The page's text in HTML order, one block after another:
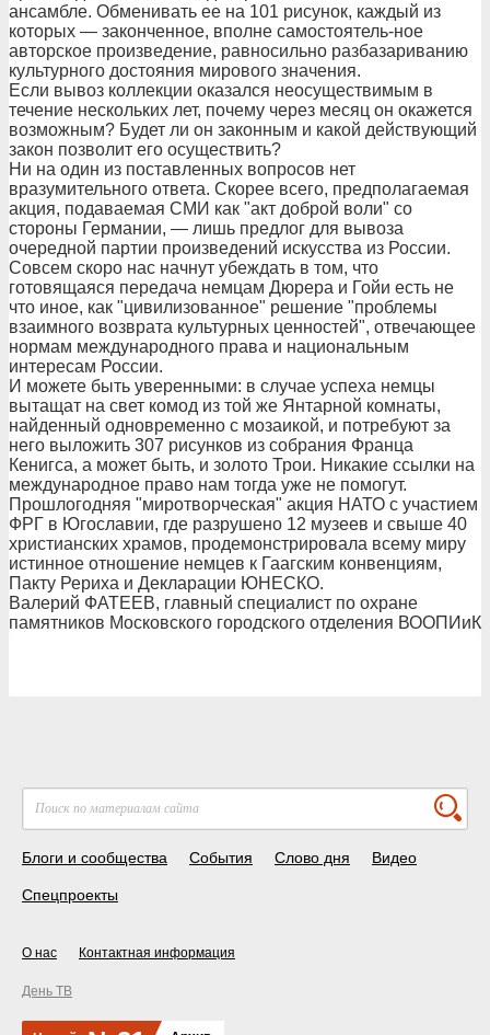
ансамбле. Обменивать ее на 101 рисунок, каждый из
которых — законченное, вполне самостоятель-ное
авторское произведение, равносильно разбазариванию
культурного достояния мирового значения.
Если вывоз коллекции оказался неосуществимым в
течение нескольких лет, почему через месяц он окажется
возможным? Будет ли он законным и какой действующий
закон позволит его осуществить?
Ни на один из поставленных вопросов нет
вразумительного ответа. Скорее всего, предполагаемая
акция, подаваемая СМИ как "акт доброй воли" со
стороны Германии, — лишь предлог для вывоза
очередной партии произведений искусства из России.
Совсем скоро нас начнут убеждать в том, что
готовящаяся передача немцам Дюрера и Гойи есть не
что иное, как "цивилизованное" решение "проблемы
взаимного возврата культурных ценностей", отвечающее
нормам международного права и национальным
интересам России.
И можете быть уверенными: в случае успеха немцы
вытащат на свет комод из той же Янтарной комнаты,
найденный одновременно с мозаикой, и потребуют за
него выложить 307 рисунков из собрания Франца
Кенигса, а может быть, и золото Трои. Никакие ссылки на
международное право нам тогда уже не помогут.
Прошлогодняя "миротворческая" акция НАТО с участием
ФРГ в Югославии, где разрушено 12 музеев и свыше 40
христианских храмов, продемонстрировала всему миру
истинное отношение немцев к Гаагским конвенциям,
Пакту Рериха и Декларации ЮНЕСКО.
Валерий ФАТЕЕВ, главный специалист по охране
памятников Московского городского отделения ВООПИиК
Блоги и сообщества События Слово дня Видео
Спецпроекты
О нас Контактная информация
День ТВ